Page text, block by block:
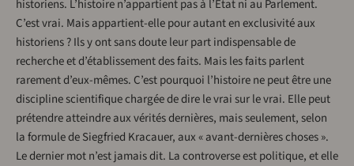
historiens. L’histoire n’appartient pas à l’État ni au Parlement.
C’est vrai. Mais appartient-elle pour autant en exclusivité aux
historiens ? Ils y ont sans doute leur part indispensable de
recherche et d’établissement des faits. Mais les faits parlent
rarement d’eux-mêmes. C’est pourquoi l’histoire ne peut être une
discipline scientifique chargée de dire le vrai sur le vrai. Elle peut
prétendre atteindre aux vérités dernières, mais seulement, selon
la formule de Siegfried Kracauer, aux « avant-dernières choses ».
Le dernier mot n’est jamais dit. La controverse est politique, et elle